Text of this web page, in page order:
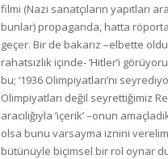
filmi (Nazi sanatçıların yapıtları
bunlar) propaganda, hatta
geçer. Bir de bakarız –elbette
rahatsızlık içinde- ‘Hitler’i
bu; ‘1936 Olimpiyatları’nı
Olimpiyatları değil seyrettiğimiz
aracılığıyla ‘içerik’ –onun
olsa bunu varsayma iznini
bütünüyle biçimsel bir rol oynar